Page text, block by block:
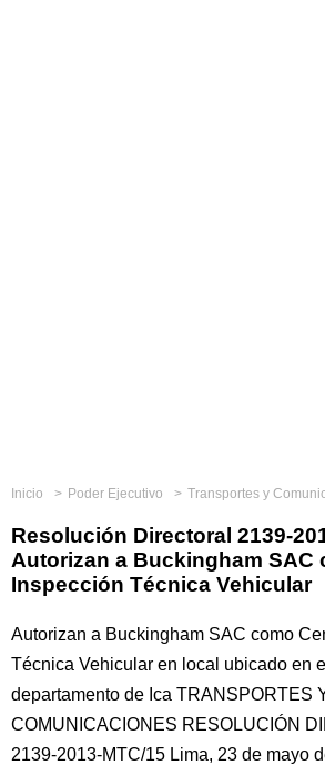
Inicio Poder Ejecutivo Transportes y
Resolución Directoral 2139-
Autorizan a Buckingham SAC
Inspección Técnica Vehicular
Autorizan a Buckingham SAC como
Técnica Vehicular en local ubicado en
departamento de Ica TRANSPORTES
COMUNICACIONES RESOLUCIÓN
2139-2013-MTC/15 Lima, 23 de mayo